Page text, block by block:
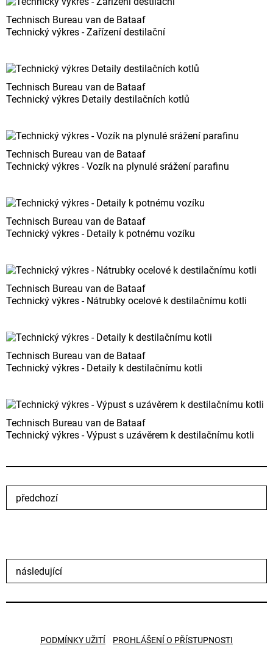
Technisch Bureau van de Bataaf
Technický výkres - Zařízení destilační
Technisch Bureau van de Bataaf
Technický výkres Detaily destilačních kotlů
Technisch Bureau van de Bataaf
Technický výkres - Vozík na plynulé srážení parafinu
Technisch Bureau van de Bataaf
Technický výkres - Detaily k potnému vozíku
Technisch Bureau van de Bataaf
Technický výkres - Nátrubky ocelové k destilačnímu kotli
Technisch Bureau van de Bataaf
Technický výkres - Detaily k destilačnímu kotli
Technisch Bureau van de Bataaf
Technický výkres - Výpust s uzávěrem k destilačnímu kotli
předchozí
následující
PODMÍNKY UŽITÍ PROHLÁŠENÍ O PŘÍSTUPNOSTI